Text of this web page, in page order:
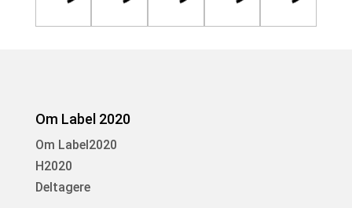
Om Label 2020
Om Label2020
H2020
Deltagere